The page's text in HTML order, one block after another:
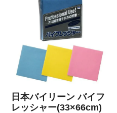
日本バイリーン バイフ
レッシャー(33×66cm)